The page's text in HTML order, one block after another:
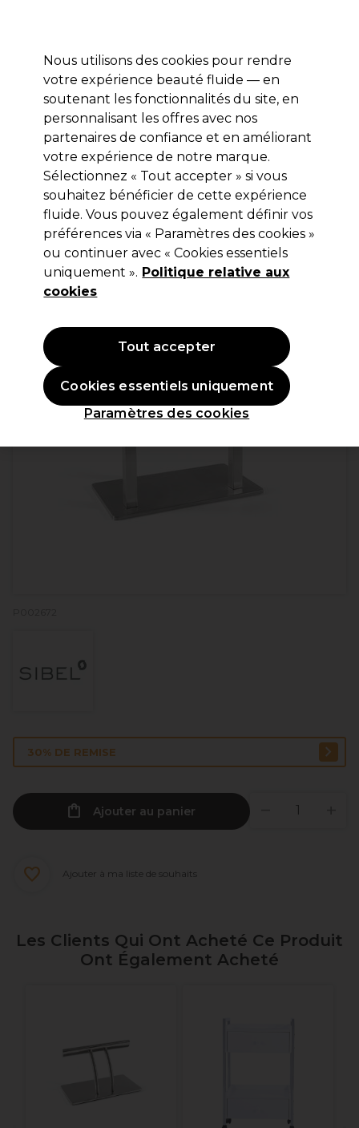
Se connecter
Marques Bons plans ⭐ Coiffure Electro et Matériel
Livraison le lendemain*
Après expédition, du lundi au vendredi
Sibel Repose Pied Angularis
(0)
55,96 €79,95 €Hors TVA(TARIF PROFESSIONNEL)
67,71 € TVA incluse)
30% DE REMISE
Ajouter au panier
Ajouter à ma liste de souhaits
Les Clients Qui Ont Acheté Ce Produit
Ont Également Acheté
Nous utilisons des cookies pour rendre
votre expérience beauté fluide — en
soutenant les fonctionnalités du site, en
personnalisant les offres avec nos
partenaires de confiance et en améliorant
votre expérience de notre marque.
Sélectionnez « Tout accepter » si vous
souhaitez bénéficier de cette expérience
fluide. Vous pouvez également définir vos
préférences via « Paramètres des cookies »
ou continuer avec « Cookies essentiels
uniquement ». Politique relative aux
cookies
Paramètres des cookies
Cookies essentiels uniquement
Tout accepter